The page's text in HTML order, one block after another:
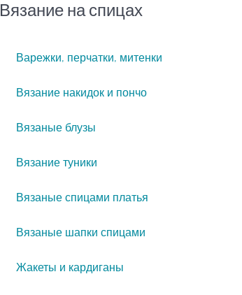
Вязание на спицах
Варежки, перчатки, митенки
Вязание накидок и пончо
Вязаные блузы
Вязание туники
Вязаные спицами платья
Вязаные шапки спицами
Жакеты и кардиганы